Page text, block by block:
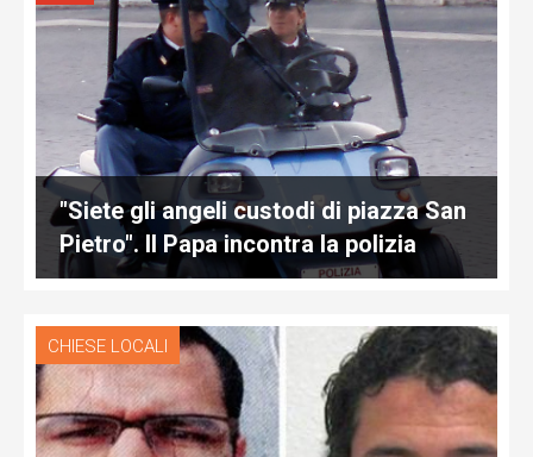
"Siete gli angeli custodi di piazza San
Pietro". Il Papa incontra la polizia
CHIESE LOCALI